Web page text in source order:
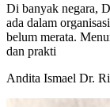
Di banyak negara,
ada dalam
belum merata.
dan prakti
Andita Ismael Dr.